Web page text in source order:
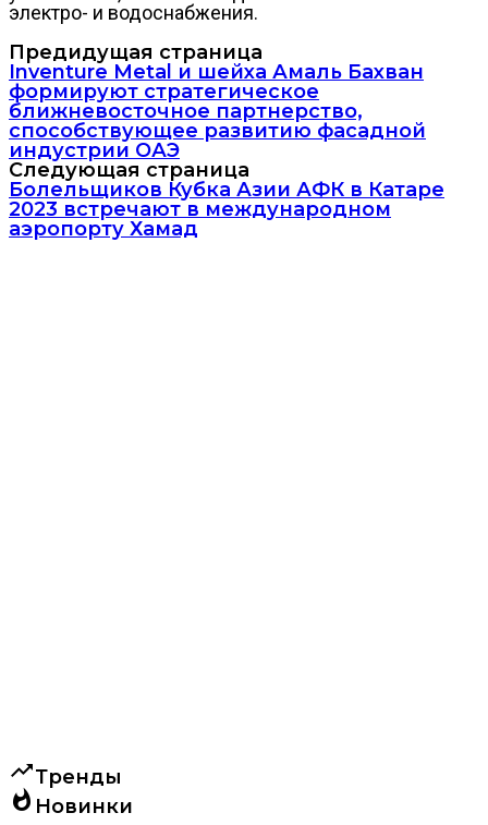
электро- и водоснабжения.
Предидущая страница
Inventure Metal и шейха Амаль Бахван
формируют стратегическое
ближневосточное партнерство,
способствующее развитию фасадной
индустрии ОАЭ
Следующая страница
Болельщиков Кубка Азии АФК в Катаре
2023 встречают в международном
аэропорту Хамад
trending_upТренды
whatshot Новинки